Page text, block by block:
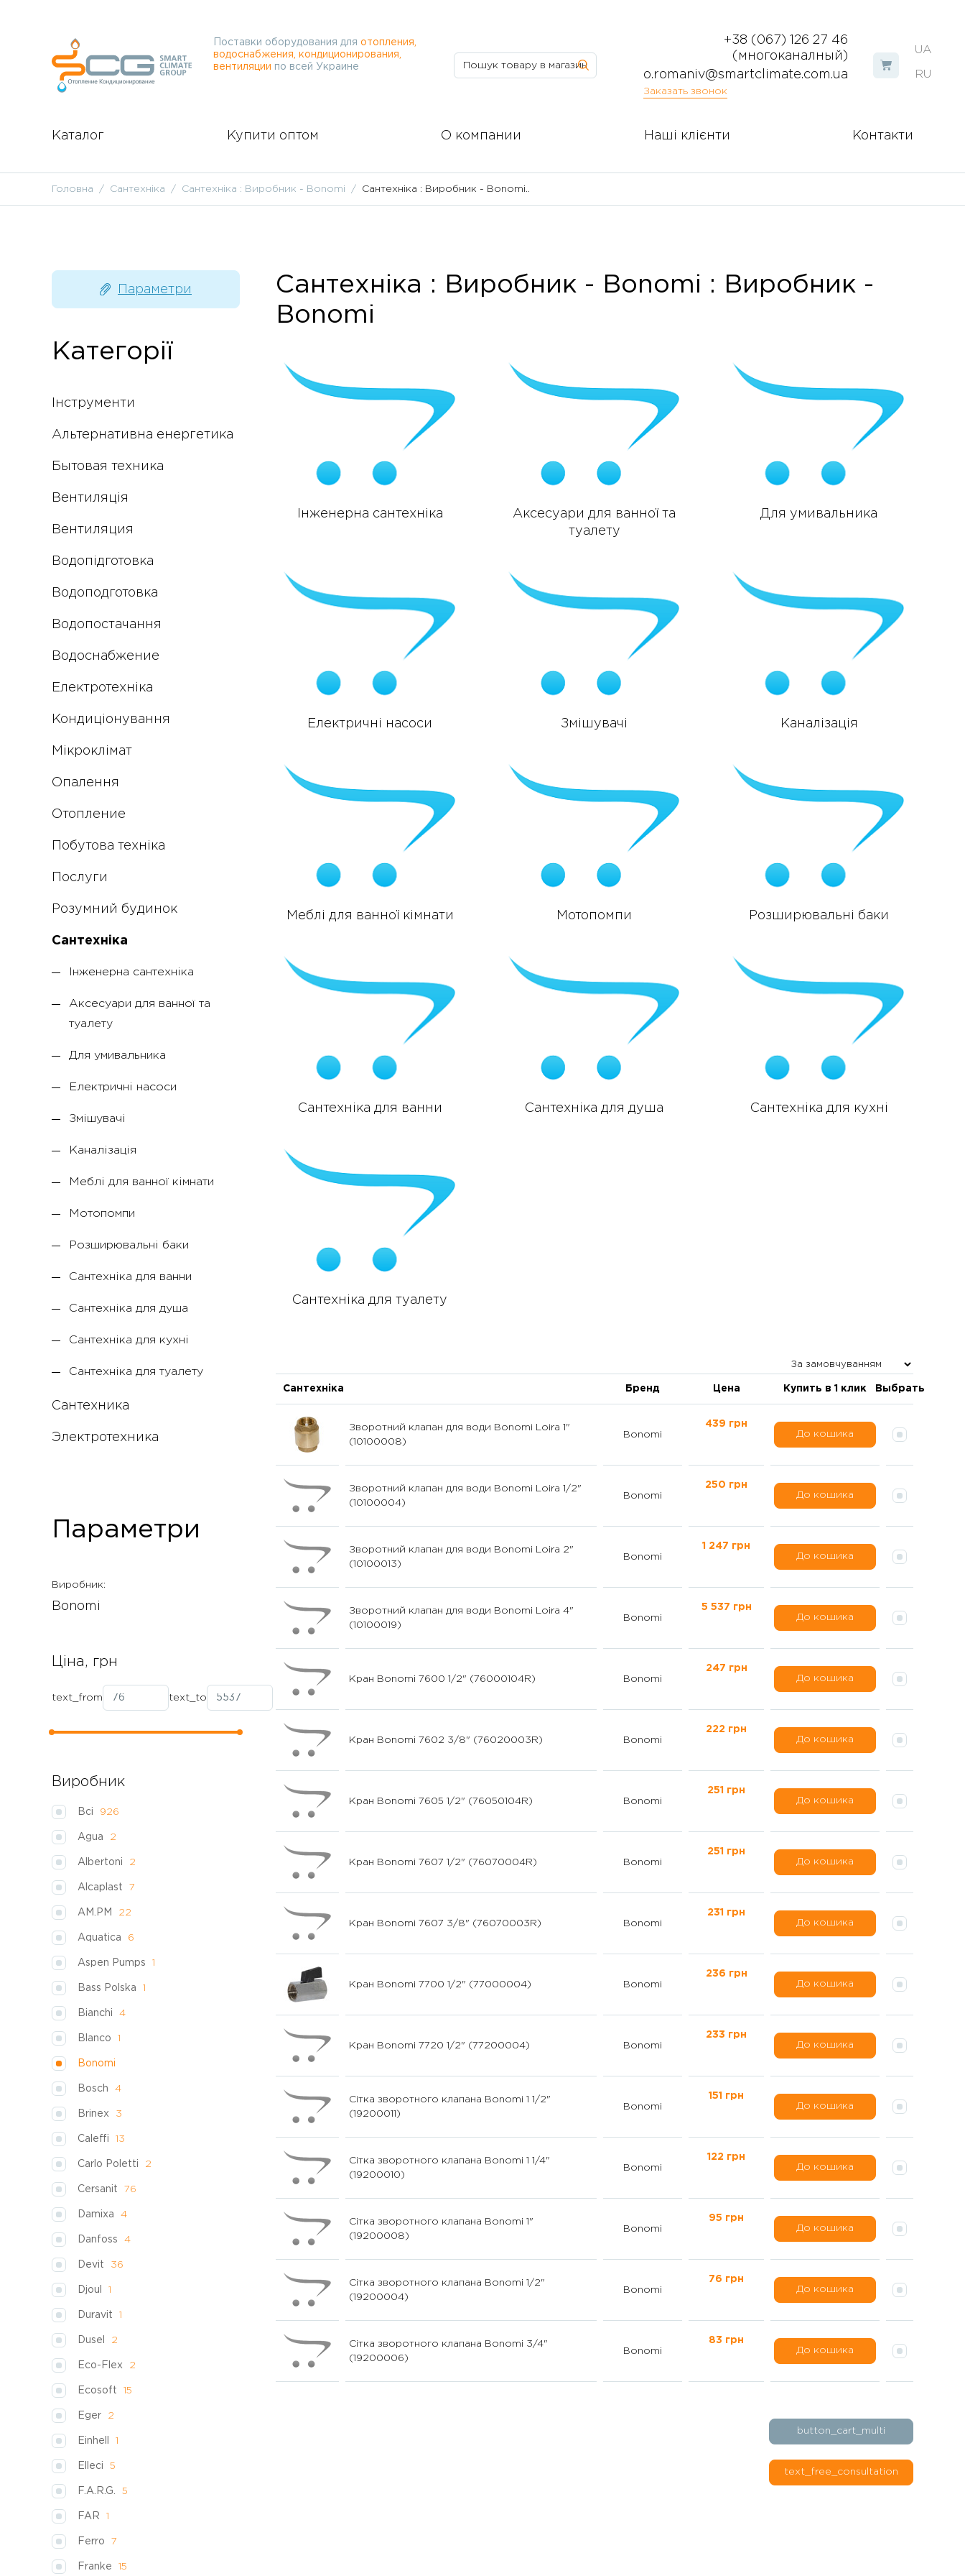
UA
RU
Поставки оборудования для отопления,
водоснабжения, кондиционирования,
вентиляции по всей Украине
+38 (067) 126 27 46
(многоканалный)
o.romaniv@smartclimate.com.ua
Заказать звонок
Каталог Купити оптом О компании Наші клієнти Контакти
Головна Сантехніка Сантехніка : Виробник - Bonomi Сантехніка : Виробник - Bonomi..
Параметри
Категорії
Інструменти
Альтернативна енергетика
Бытовая техника
Вентиляція
Вентиляция
Водопідготовка
Водоподготовка
Водопостачання
Водоснабжение
Електротехніка
Кондиціонування
Мікроклімат
Опалення
Отопление
Побутова техніка
Послуги
Розумний будинок
Сантехніка
Інженерна сантехніка
Аксесуари для ванної та
туалету
Для умивальника
Електричні насоси
Змішувачі
Каналізація
Меблі для ванної кімнати
Мотопомпи
Розширювальні баки
Сантехніка для ванни
Сантехніка для душа
Сантехніка для кухні
Сантехніка для туалету
Сантехника
Электротехника
Параметри
Виробник:
Bonomi
Ціна, грн
text_from text_to
Виробник
Всі 926
Agua 2
Albertoni 2
Alcaplast 7
AM.PM 22
Aquatica 6
Aspen Pumps 1
Bass Polska 1
Bianchi 4
Blanco 1
Bonomi
Bosch 4
Brinex 3
Caleffi 13
Carlo Poletti 2
Cersanit 76
Damixa 4
Danfoss 4
Devit 36
Djoul 1
Duravit 1
Dusel 2
Eco-Flex 2
Ecosoft 15
Eger 2
Einhell 1
Elleci 5
F.A.R.G. 5
FAR 1
Ferro 7
Franke 15
Сантехніка : Виробник - Bonomi : Виробник -
Bonomi
Інженерна сантехніка
Аксесуари для ванної та
туалету
Для умивальника
Електричні насоси Змішувачі Каналізація
Меблі для ванної кімнати Мотопомпи Розширювальні баки
Сантехніка для ванни Сантехніка для душа Сантехніка для кухні
Сантехніка для туалету
Сантехніка Бренд Цена Купить в 1 клик Выбрать
Зворотний клапан для води Bonomi Loira 1"
(10100008)
Bonomi
439 грн
До кошика
Зворотний клапан для води Bonomi Loira 1/2"
(10100004)
Bonomi
250 грн
До кошика
Зворотний клапан для води Bonomi Loira 2"
(10100013)
Bonomi
1 247 грн
До кошика
Зворотний клапан для води Bonomi Loira 4"
(10100019)
Bonomi
5 537 грн
До кошика
Кран Bonomi 7600 1/2" (76000104R) Bonomi
247 грн
До кошика
Кран Bonomi 7602 3/8" (76020003R) Bonomi
222 грн
До кошика
Кран Bonomi 7605 1/2" (76050104R) Bonomi
251 грн
До кошика
Кран Bonomi 7607 1/2" (76070004R) Bonomi
251 грн
До кошика
Кран Bonomi 7607 3/8" (76070003R) Bonomi
231 грн
До кошика
Кран Bonomi 7700 1/2" (77000004) Bonomi
236 грн
До кошика
Кран Bonomi 7720 1/2" (77200004) Bonomi
233 грн
До кошика
Сітка зворотного клапана Bonomi 1 1/2"
(19200011)
Bonomi
151 грн
До кошика
Сітка зворотного клапана Bonomi 1 1/4"
(19200010)
Bonomi
122 грн
До кошика
Сітка зворотного клапана Bonomi 1"
(19200008)
Bonomi
95 грн
До кошика
Сітка зворотного клапана Bonomi 1/2"
(19200004)
Bonomi
76 грн
До кошика
Сітка зворотного клапана Bonomi 3/4"
(19200006)
Bonomi
83 грн
До кошика
button_cart_multi
text_free_consultation